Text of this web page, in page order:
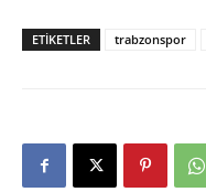
ETIKETLER trabzonspor